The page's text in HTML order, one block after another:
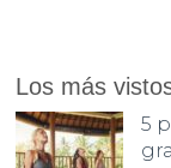
Los más
5